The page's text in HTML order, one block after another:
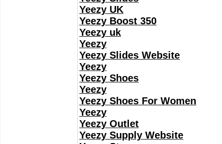
Yeezy UK
Yeezy Boost 350
Yeezy uk
Yeezy
Yeezy Slides Website
Yeezy
Yeezy Shoes
Yeezy
Yeezy Shoes For Women
Yeezy
Yeezy Outlet
Yeezy Supply Website